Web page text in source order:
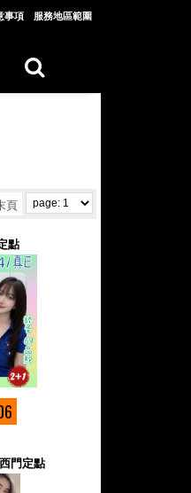
事項 服務地區範圍
頁
點
門定點